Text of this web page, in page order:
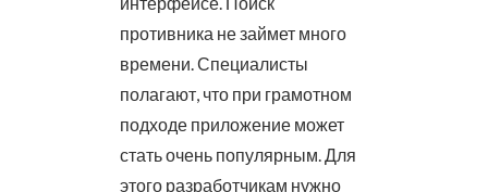
противника не займет много
времени. Специалисты
полагают, что при грамотном
подходе приложение может
стать очень популярным. Для
этого разработчикам нужно